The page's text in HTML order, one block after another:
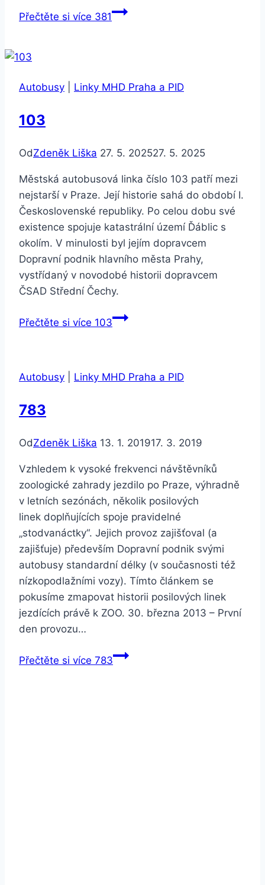
Přečtěte si více 381
Autobusy Linky MHD Praha a PID
103
OdZdeněk Liška 27. 5. 202527. 5. 2025
Městská autobusová linka číslo 103 patří mezi
nejstarší v Praze. Její historie sahá do období I.
Československé republiky. Po celou dobu své
existence spojuje katastrální území Ďáblic s
okolím. V minulosti byl jejím dopravcem
Dopravní podnik hlavního města Prahy,
vystřídaný v novodobé historii dopravcem
ČSAD Střední Čechy.
Přečtěte si více 103
Autobusy Linky MHD Praha a PID
783
OdZdeněk Liška 13. 1. 201917. 3. 2019
Vzhledem k vysoké frekvenci návštěvníků
zoologické zahrady jezdilo po Praze, výhradně
v letních sezónách, několik posilových
linek doplňujících spoje pravidelné
„stodvanáctky“. Jejich provoz zajišťoval (a
zajišťuje) především Dopravní podnik svými
autobusy standardní délky (v současnosti též
nízkopodlažními vozy). Tímto článkem se
pokusíme zmapovat historii posilových linek
jezdících právě k ZOO. 30. března 2013 – První
den provozu…
Přečtěte si více 783